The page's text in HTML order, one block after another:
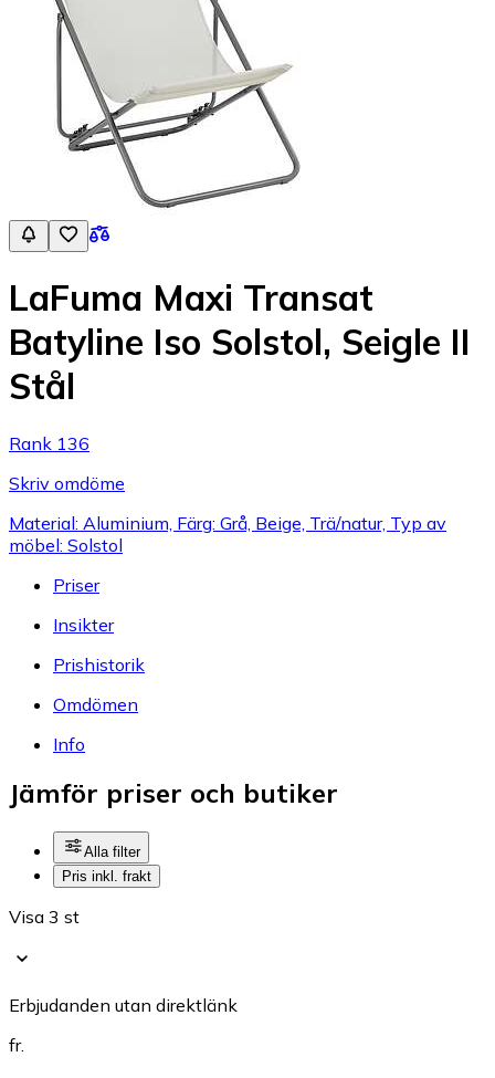
LaFuma Maxi Transat
Batyline Iso Solstol, Seigle II
Stål
Rank 136
Skriv omdöme
Material: Aluminium, Färg: Grå, Beige, Trä/natur, Typ av
möbel: Solstol
Priser
Insikter
Prishistorik
Omdömen
Info
Jämför priser och butiker
Alla filter
Pris inkl. frakt
Visa 3 st
Erbjudanden utan direktlänk
fr.